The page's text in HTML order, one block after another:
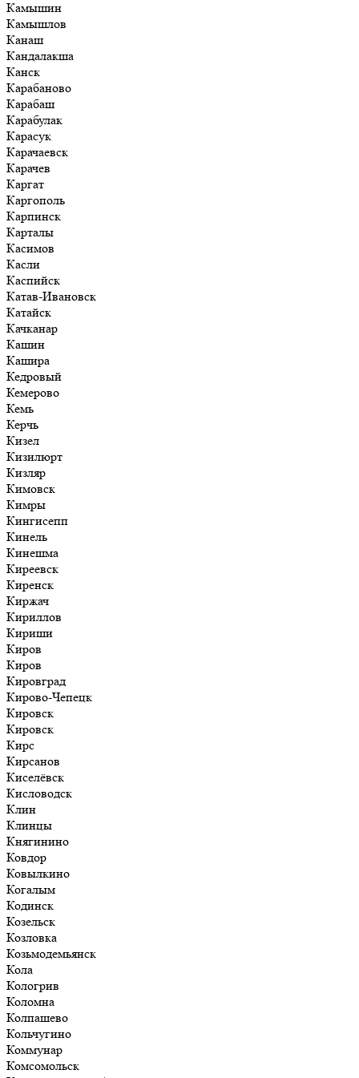
Камышин
Камышлов
Канаш
Кандалакша
Канск
Карабаново
Карабаш
Карабулак
Карасук
Карачаевск
Карачев
Каргат
Каргополь
Карпинск
Карталы
Касимов
Касли
Каспийск
Катав-Ивановск
Катайск
Качканар
Кашин
Кашира
Кедровый
Кемерово
Кемь
Керчь
Кизел
Кизилюрт
Кизляр
Кимовск
Кимры
Кингисепп
Кинель
Кинешма
Киреевск
Киренск
Киржач
Кириллов
Кириши
Киров
Киров
Кировград
Кирово-Чепецк
Кировск
Кировск
Кирс
Кирсанов
Киселёвск
Кисловодск
Клин
Клинцы
Княгинино
Ковдор
Ковылкино
Когалым
Кодинск
Козельск
Козловка
Козьмодемьянск
Кола
Кологрив
Коломна
Колпашево
Кольчугино
Коммунар
Комсомольск